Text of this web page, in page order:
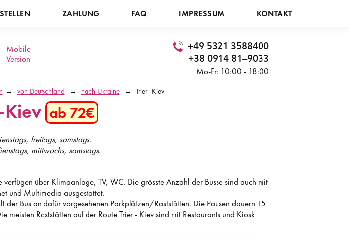
ZAHLUNG FAQ IMPRESSUM KONTAKT
Mobile
Version
+49 5321 3588400
+38 0914 81–9033
Mo-Fr: 10:00 - 18:00
von Deutschland nach Ukraine Trier–Kiev
ab 72€
freitags, samstags.
mittwochs, samstags.
verfügen über Klimaanlage, TV, WC. Die grösste Anzahl der Busse sind auch mit
und Multimedia ausgestattet.
der Bus an dafür vorgesehenen Parkplätzen/Raststätten. Die Pausen dauern 15
meisten Raststätten auf der Route Trier - Kiev sind mit Restaurants und Kiosk